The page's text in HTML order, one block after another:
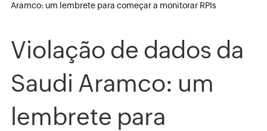
Aramco: um lembrete para começar a monitorar RPIs
Violação de dados da
Saudi Aramco: um
lembrete para